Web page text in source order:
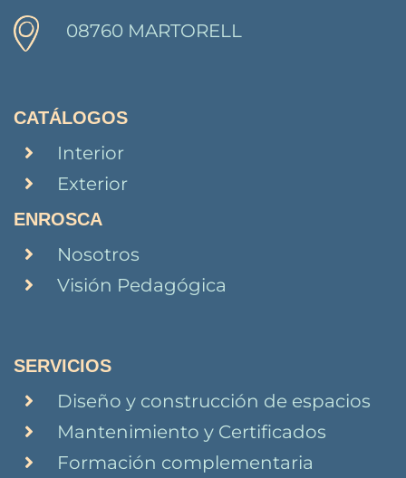
08760 MARTORELL
CATÁLOGOS
Interior
Exterior
ENROSCA
Nosotros
Visión Pedagógica
SERVICIOS
Diseño y construcción de espacios
Mantenimiento y Certificados
Formación complementaria